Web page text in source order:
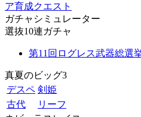
ア育成クエスト
ガチャシミュレーター
選抜10連ガチャ
第11回ログレス武器総選
真夏のビッグ3
デスペ 剣姫
古代
リーフ